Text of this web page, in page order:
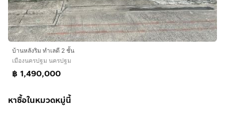
บ้านหลังริม ทำเลดี 2 ชั้น
เมืองนครปฐม นครปฐม
฿ 1,490,000
หาซื้อในหมวดหมู่นี้